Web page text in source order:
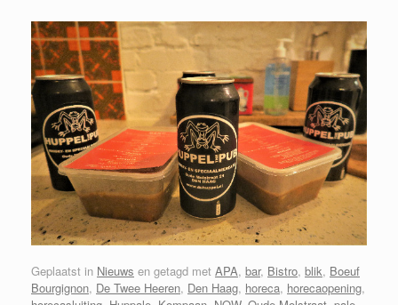
Geplaatst in Nieuws en getagd met APA, bar, Bistro, blik, Boeuf
Bourgignon, De Twee Heeren, Den Haag, horeca, horecaopening,